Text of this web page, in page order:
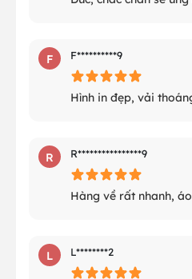
F F**********9
Hình in đẹp, vải
R R****************9
Hàng về rất nhanh,
L L********2